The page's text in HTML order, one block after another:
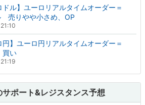
ドル】ユーロリアルタイムオーダー＝
売りやや小さめ、OP
円】ユーロ円リアルタイムオーダー＝
い
サポート&レジスタンス予想